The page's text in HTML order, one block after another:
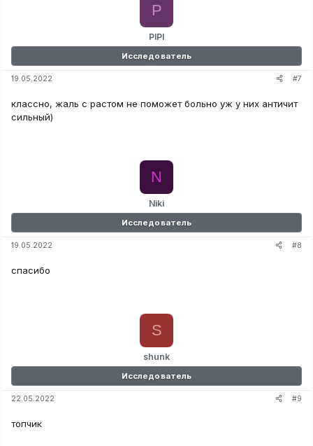
PIPI
P
Исследователь
19.05.2022 #7
классно, жаль с растом не поможет больно уж у них античит
сильный)
Niki
N
Исследователь
19.05.2022 #8
спасибо
shunk
S
Исследователь
22.05.2022 #9
топчик